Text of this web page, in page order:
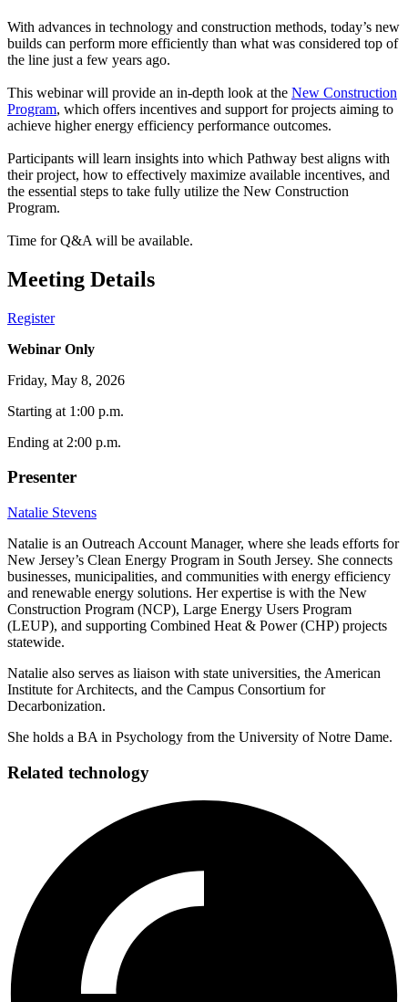
With advances in technology and construction methods, today’s new
builds can perform more efficiently than what was considered top of
the line just a few years ago.
This webinar will provide an in-depth look at the ​​​​‌ ‍ ​‍​‍‌‍ ‌ ​‍‌‍‍‌‌‍‌ ‌‍‍‌‌‍ ‍​‍​‍​ ‍‍​‍​‍‌ ​ ‌‍​‌‌‍ ‍‌‍‍‌‌ ‌​‌ ‍‌​‍ ‍‌‍‍‌‌‍ ​‍​‍​‍ ​​‍​‍‌‍‍​‌ ​‍‌‍‌‌‌‍‌‍​‍​‍​ ‍‍​‍​‍‌‍‍​‌ ‌​‌ ‌​‌ ​​​ ‍‍​‍ ​‍ ‌‍ ​‌‍ ‌‍​ ‌‍​‌‌‍ ​‌‍‍​‌‍ ‌ ​ ‌ ‌​​ ‍‍​ ​ ​ ​ ​ ​ ​ ​ ​‍ ‌‍‍‌‌‍ ‍‌ ‌​‌‍‌‌‌‍ ‍‌ ‌​​‍ ‌‍‌‌‌‍‌​‌‍‍‌‌ ‌​​‍ ‌‍ ‌‌‍ ‌‍‌​‌‍‌‌​ ‌‌ ​​‌ ​‍‌‍‌‌‌ ​ ‌‍‌‌‌‍ ‍‌ ‌​‌‍​‌‌ ‌​‌‍‍‌‌‍ ‌‍ ‍​ ‍ ‌‍‍‌‌‍‌​​ ‌‌‍‌‌​ ‌‌‌‍​‌‌‍​‍​ ‍​‌‍‌‌‌‍‌‌​ ‌ ​‍ ‌‌‍‌​‌‍​ ‌‍​ ​ ‌‍​‍ ‌​ ‌​​ ‍​‌‍​‌​ ‌‌​‍ ‌‌‍​‌​ ‌‍​ ​‍​ ‌​​‍ ‌‌‍‌​​ ‌‍​ ‍​‌‍‌‌​ ‌ ​ ‌ ​ ‌‍​ ​‍​ ‍‌​ ‍​​ ​‍​ ‍​​ ‍ ‌ ‌​‌ ‍‌‌ ​​‌‍‌‌​ ‌‌‍‌‌‌ ‌‍‌‍‌‌‌‍ ‍‌ ‌​​ ‍ ‌ ​​‌‍​‌‌ ‌​‌‍‍​​ ‌‌‍‍​‌‍‌‌‌ ​‍‌‍ ​‍ ‍‌‍​ ‌‍ ‌‍ ‍‌ ‌​‌‍‌‌‌‍ ‍‌ ‌​​‍‌‌​ ‌‌‌​​‍‌‌ ‌‍‍ ‌‍‌‌‌ ‍‌​‍‌‌​ ​ ‌​‌​​‍‌‌​ ​ ‌​‌​​‍‌‌​ ​‍​ ​‍​ ‌‌‌‍​‍‌‍​ ‌‍‌​​ ‌‌​ ​​‌‍‌‌‌‍​‍​ ‌‍​ ‌‍‌‍‌‍‌‍​‍​‍‌‌​ ​‍​ ​‍​‍‌‌​ ‌‌‌​‌​​‍ ‍‌‍​ ‌‍‍​‌‍‍‌‌‍ ​‌‍‌​‌ ​‍‌‍‌‌‌‍ ‍​‍‌‌​ ‌‌‌​​‍‌‌ ‌‍‍ ‌‍‌‌‌ ‍‌​‍‌‌​ ​ ‌​‌​​‍‌‌​ ​ ‌​‌​​‍‌‌​ ​‍​ ​‍‌‍‌‌​ ​ ​ ‌ ‌‍​ ​ ‌‍‌‍​‍​ ​​​ ‌‍​ ‌​​ ​‍​ ‍​‌‍​ ​‍‌‌​ ​‍​ ​‍​‍‌‌​ ‌‌‌​‌​​‍ ‍‌ ‌​‌‍‌‌‌ ‍​‌ ‌​​ ‌‍​‍‌‍​‌‌ ​ ‌‍‌‌‌‌‌‌‌ ​‍‌‍ ​​ ‌‌‍‍​‌ ‌​‌ ‌​‌ ​​​‍‌‌​ ​ ‌​​‌​‍‌‌​ ​‍‌​‌‍​‍‌‌​ ​‍‌​‌‍‌‍ ​‌‍ ‌‍​ ‌‍​‌‌‍ ​‌‍‍​‌‍ ‌ ​ ‌ ‌​​‍‌‌​ ​ ‌​​‌​ ​ ​ ​ ​ ​ ​ ​ ​‍‌‍‌‍‍‌‌‍‌​​ ‌‌‍‌‌​ ‌‌‌‍​‌‌‍​‍​ ‍​‌‍‌‌‌‍‌‌​ ‌ ​‍ ‌‌‍‌​‌‍​ ‌‍​ ​ ‌‍​‍ ‌​ ‌​​ ‍​‌‍​‌​ ‌‌​‍ ‌‌‍​‌​ ‌‍​ ​‍​ ‌​​‍ ‌‌‍‌​​ ‌‍​ ‍​‌‍‌‌​ ‌ ​ ‌ ​ ‌‍​ ​‍​ ‍‌​ ‍​​ ​‍​ ‍​​‍‌‍‌ ‌​‌ ‍‌‌ ​​‌‍‌‌​ ‌‌‍‌‌‌ ‌‍‌‍‌‌‌‍ ‍‌ ‌​​‍‌‍‌ ​​‌‍​‌‌ ‌​‌‍‍​​ ‌‌‍‍​‌‍‌‌‌ ​‍‌‍ ​‍ ‍‌‍​ ‌‍ ‌‍ ‍‌ ‌​‌‍‌‌‌‍ ‍‌ ‌​​‍‌‌​ ‌‌‌​​‍‌‌ ‌‍‍ ‌‍‌‌‌ ‍‌​‍‌‌​ ​ ‌​‌​​‍‌‌​ ​ ‌​‌​​‍‌‌​ ​‍​ ​‍​ ‌‌‌‍​‍‌‍​ ‌‍‌​​ ‌‌​ ​​‌‍‌‌‌‍​‍​ ‌‍​ ‌‍‌‍‌‍‌‍​‍​‍‌‌​ ​‍​ ​‍​‍‌‌​ ‌‌‌​‌​​‍ ‍‌‍​ ‌‍‍​‌‍‍‌‌‍ ​‌‍‌​‌ ​‍‌‍‌‌‌‍ ‍​‍‌‌​ ‌‌‌​​‍‌‌ ‌‍‍ ‌‍‌‌‌ ‍‌​‍‌‌​ ​ ‌​‌​​‍‌‌​ ​ ‌​‌​​‍‌‌​ ​‍​ ​‍‌‍‌‌​ ​ ​ ‌ ‌‍​ ​ ‌‍‌‍​‍​ ​​​ ‌‍​ ‌​​ ​‍​ ‍​‌‍​ ​‍‌‌​ ​‍​ ​‍​‍‌‌​ ‌‌‌​‌​​‍ ‍‌ ‌​‌‍‌‌‌ ‍​‌ ‌​​‍‌‍‌ ​​‌‍‌‌‌ ​‍‌ ​ ‌ ​​‌‍‌‌‌‍​ ‌ ‌​‌‍‍‌‌ ‌‍‌‍‌‌​ ‌‌ ​​‌ ‌‌‌‍​‍‌‍ ​‌‍‍‌‌ ​ ‌‍‍​‌‍‌‌‌‍‌​​‍​‍‌ ‌ New Construction
Program, which offers incentives and support for projects aiming to
achieve higher energy efficiency performance outcomes.
Participants will learn insights into which Pathway best aligns with
their project, how to effectively maximize available incentives, and
the essential steps to take fully utilize the New Construction
Program.
Time for Q&A will be available.​​​​‌ ‍ ​‍​‍‌‍ ‌ ​‍‌‍‍‌‌‍‌ ‌‍‍‌‌‍ ‍​‍​‍​ ‍‍​‍​‍‌ ​ ‌‍​‌‌‍ ‍‌‍‍‌‌ ‌​‌ ‍‌​‍ ‍‌‍‍‌‌‍ ​‍​‍​‍ ​​‍​‍‌‍‍​‌ ​‍‌‍‌‌‌‍‌‍​‍​‍​ ‍‍​‍​‍‌‍‍​‌ ‌​‌ ‌​‌ ​​​ ‍‍​‍ ​‍ ‌‍ ​‌‍ ‌‍​ ‌‍​‌‌‍ ​‌‍‍​‌‍ ‌ ​ ‌ ‌​​ ‍‍​ ​ ​ ​ ​ ​ ​ ​ ​‍ ‌‍‍‌‌‍ ‍‌ ‌​‌‍‌‌‌‍ ‍‌ ‌​​‍ ‌‍‌‌‌‍‌​‌‍‍‌‌ ‌​​‍ ‌‍ ‌‌‍ ‌‍‌​‌‍‌‌​ ‌‌ ​​‌ ​‍‌‍‌‌‌ ​ ‌‍‌‌‌‍ ‍‌ ‌​‌‍​‌‌ ‌​‌‍‍‌‌‍ ‌‍ ‍​ ‍ ‌‍‍‌‌‍‌​​ ‌‌‍‌‌​ ‌‌‌‍​‌‌‍​‍​ ‍​‌‍‌‌‌‍‌‌​ ‌ ​‍ ‌‌‍‌​‌‍​ ‌‍​ ​ ‌‍​‍ ‌​ ‌​​ ‍​‌‍​‌​ ‌‌​‍ ‌‌‍​‌​ ‌‍​ ​‍​ ‌​​‍ ‌‌‍‌​​ ‌‍​ ‍​‌‍‌‌​ ‌ ​ ‌ ​ ‌‍​ ​‍​ ‍‌​ ‍​​ ​‍​ ‍​​ ‍ ‌ ‌​‌ ‍‌‌ ​​‌‍‌‌​ ‌‌‍‌‌‌ ‌‍‌‍‌‌‌‍ ‍‌ ‌​​ ‍ ‌ ​​‌‍​‌‌ ‌​‌‍‍​​ ‌‌‍‍​‌‍‌‌‌ ​‍‌‍ ​‍ ‍‌‍​ ‌‍ ‌‍ ‍‌ ‌​‌‍‌‌‌‍ ‍‌ ‌​​‍‌‌​ ‌‌‌​​‍‌‌ ‌‍‍ ‌‍‌‌‌ ‍‌​‍‌‌​ ​ ‌​‌​​‍‌‌​ ​ ‌​‌​​‍‌‌​ ​‍​ ​‍​ ‌‌‌‍​‍‌‍​ ‌‍‌​​ ‌‌​ ​​‌‍‌‌‌‍​‍​ ‌‍​ ‌‍‌‍‌‍‌‍​‍​‍‌‌​ ​‍​ ​‍​‍‌‌​ ‌‌‌​‌​​‍ ‍‌‍​ ‌‍‍​‌‍‍‌‌‍ ​‌‍‌​‌ ​‍‌‍‌‌‌‍ ‍​‍‌‌​ ‌‌‌​​‍‌‌ ‌‍‍ ‌‍‌‌‌ ‍‌​‍‌‌​ ​ ‌​‌​​‍‌‌​ ​ ‌​‌​​‍‌‌​ ​‍​ ​‍​ ‌ ​ ​‍​ ‌​​ ‍‌‌‍​‌​ ‌‌​ ​‍​ ​‍‌‍​ ​ ​‍‌‍​‍​ ​‌​‍‌‌​ ​‍​ ​‍​‍‌‌​ ‌‌‌​‌​​‍ ‍‌ ‌​‌‍‌‌‌ ‍​‌ ‌​​ ‌‍​‍‌‍​‌‌ ​ ‌‍‌‌‌‌‌‌‌ ​‍‌‍ ​​ ‌‌‍‍​‌ ‌​‌ ‌​‌ ​​​‍‌‌​ ​ ‌​​‌​‍‌‌​ ​‍‌​‌‍​‍‌‌​ ​‍‌​‌‍‌‍ ​‌‍ ‌‍​ ‌‍​‌‌‍ ​‌‍‍​‌‍ ‌ ​ ‌ ‌​​‍‌‌​ ​ ‌​​‌​ ​ ​ ​ ​ ​ ​ ​ ​‍‌‍‌‍‍‌‌‍‌​​ ‌‌‍‌‌​ ‌‌‌‍​‌‌‍​‍​ ‍​‌‍‌‌‌‍‌‌​ ‌ ​‍ ‌‌‍‌​‌‍​ ‌‍​ ​ ‌‍​‍ ‌​ ‌​​ ‍​‌‍​‌​ ‌‌​‍ ‌‌‍​‌​ ‌‍​ ​‍​ ‌​​‍ ‌‌‍‌​​ ‌‍​ ‍​‌‍‌‌​ ‌ ​ ‌ ​ ‌‍​ ​‍​ ‍‌​ ‍​​ ​‍​ ‍​​‍‌‍‌ ‌​‌ ‍‌‌ ​​‌‍‌‌​ ‌‌‍‌‌‌ ‌‍‌‍‌‌‌‍ ‍‌ ‌​​‍‌‍‌ ​​‌‍​‌‌ ‌​‌‍‍​​ ‌‌‍‍​‌‍‌‌‌ ​‍‌‍ ​‍ ‍‌‍​ ‌‍ ‌‍ ‍‌ ‌​‌‍‌‌‌‍ ‍‌ ‌​​‍‌‌​ ‌‌‌​​‍‌‌ ‌‍‍ ‌‍‌‌‌ ‍‌​‍‌‌​ ​ ‌​‌​​‍‌‌​ ​ ‌​‌​​‍‌‌​ ​‍​ ​‍​ ‌‌‌‍​‍‌‍​ ‌‍‌​​ ‌‌​ ​​‌‍‌‌‌‍​‍​ ‌‍​ ‌‍‌‍‌‍‌‍​‍​‍‌‌​ ​‍​ ​‍​‍‌‌​ ‌‌‌​‌​​‍ ‍‌‍​ ‌‍‍​‌‍‍‌‌‍ ​‌‍‌​‌ ​‍‌‍‌‌‌‍ ‍​‍‌‌​ ‌‌‌​​‍‌‌ ‌‍‍ ‌‍‌‌‌ ‍‌​‍‌‌​ ​ ‌​‌​​‍‌‌​ ​ ‌​‌​​‍‌‌​ ​‍​ ​‍​ ‌ ​ ​‍​ ‌​​ ‍‌‌‍​‌​ ‌‌​ ​‍​ ​‍‌‍​ ​ ​‍‌‍​‍​ ​‌​‍‌‌​ ​‍​ ​‍​‍‌‌​ ‌‌‌​‌​​‍ ‍‌ ‌​‌‍‌‌‌ ‍​‌ ‌​​‍‌‍‌ ​​‌‍‌‌‌ ​‍‌ ​ ‌ ​​‌‍‌‌‌‍​ ‌ ‌​‌‍‍‌‌ ‌‍‌‍‌‌​ ‌‌ ​​‌ ‌‌‌‍​‍‌‍ ​‌‍‍‌‌ ​ ‌‍‍​‌‍‌‌‌‍‌​​‍​‍‌ ‌
Meeting Details​​​​‌ ‍ ​‍​‍‌‍ ‌ ​‍‌‍‍‌‌‍‌ ‌‍‍‌‌‍ ‍​‍​‍​ ‍‍​‍​‍‌ ​ ‌‍​‌‌‍ ‍‌‍‍‌‌ ‌​‌ ‍‌​‍ ‍‌‍‍‌‌‍ ​‍​‍​‍ ​​‍​‍‌‍‍​‌ ​‍‌‍‌‌‌‍‌‍​‍​‍​ ‍‍​‍​‍‌‍‍​‌ ‌​‌ ‌​‌ ​​​ ‍‍​‍ ​‍ ‌‍ ​‌‍ ‌‍​ ‌‍​‌‌‍ ​‌‍‍​‌‍ ‌ ​ ‌ ‌​​ ‍‍​ ​ ​ ​ ​ ​ ​ ​ ​‍ ‌‍‍‌‌‍ ‍‌ ‌​‌‍‌‌‌‍ ‍‌ ‌​​‍ ‌‍‌‌‌‍‌​‌‍‍‌‌ ‌​​‍ ‌‍ ‌‌‍ ‌‍‌​‌‍‌‌​ ‌‌ ​​‌ ​‍‌‍‌‌‌ ​ ‌‍‌‌‌‍ ‍‌ ‌​‌‍​‌‌ ‌​‌‍‍‌‌‍ ‌‍ ‍​ ‍ ‌‍‍‌‌‍‌​​ ‌‌‍‌‌​ ‌‌‌‍​‌‌‍​‍​ ‍​‌‍‌‌‌‍‌‌​ ‌ ​‍ ‌‌‍‌​‌‍​ ‌‍​ ​ ‌‍​‍ ‌​ ‌​​ ‍​‌‍​‌​ ‌‌​‍ ‌‌‍​‌​ ‌‍​ ​‍​ ‌​​‍ ‌‌‍‌​​ ‌‍​ ‍​‌‍‌‌​ ‌ ​ ‌ ​ ‌‍​ ​‍​ ‍‌​ ‍​​ ​‍​ ‍​​ ‍ ‌ ‌​‌ ‍‌‌ ​​‌‍‌‌​ ‌‌‍‌‌‌ ‌‍‌‍‌‌‌‍ ‍‌ ‌​​ ‍ ‌ ​​‌‍​‌‌ ‌​‌‍‍​​ ‌‌ ​ ‌‍‌‌‌‍​ ‌ ‌​‌‍‍‌‌‍ ‌‍ ‍‌ ​ ​‍‌‌​ ‌‌‌​​‍‌‌ ‌‍‍ ‌‍‌‌‌ ‍‌​‍‌‌​ ​ ‌​‌​​‍‌‌​ ​ ‌​‌​​‍‌‌​ ​‍​ ​‍‌‍​‌​ ‌ ​ ‌​​ ​​​ ​ ‌‍‌​​ ​ ​ ‌‌‌‍​‍​ ‌ ‌‍​‍‌‍​ ​‍‌‌​ ​‍​ ​‍​‍‌‌​ ‌‌‌​‌​​‍ ‍‌‍‍​‌‍‌‌‌‍​‌‌‍‌​‌‍‍‌‌‍ ‍‌‍‌ ​ ‌‍​‍‌‍​‌‌ ​ ‌‍‌‌‌‌‌‌‌ ​‍‌‍ ​​ ‌‌‍‍​‌ ‌​‌ ‌​‌ ​​​‍‌‌​ ​ ‌​​‌​‍‌‌​ ​‍‌​‌‍​‍‌‌​ ​‍‌​‌‍‌‍ ​‌‍ ‌‍​ ‌‍​‌‌‍ ​‌‍‍​‌‍ ‌ ​ ‌ ‌​​‍‌‌​ ​ ‌​​‌​ ​ ​ ​ ​ ​ ​ ​ ​‍‌‍‌‍‍‌‌‍‌​​ ‌‌‍‌‌​ ‌‌‌‍​‌‌‍​‍​ ‍​‌‍‌‌‌‍‌‌​ ‌ ​‍ ‌‌‍‌​‌‍​ ‌‍​ ​ ‌‍​‍ ‌​ ‌​​ ‍​‌‍​‌​ ‌‌​‍ ‌‌‍​‌​ ‌‍​ ​‍​ ‌​​‍ ‌‌‍‌​​ ‌‍​ ‍​‌‍‌‌​ ‌ ​ ‌ ​ ‌‍​ ​‍​ ‍‌​ ‍​​ ​‍​ ‍​​‍‌‍‌ ‌​‌ ‍‌‌ ​​‌‍‌‌​ ‌‌‍‌‌‌ ‌‍‌‍‌‌‌‍ ‍‌ ‌​​‍‌‍‌ ​​‌‍​‌‌ ‌​‌‍‍​​ ‌‌ ​ ‌‍‌‌‌‍​ ‌ ‌​‌‍‍‌‌‍ ‌‍ ‍‌ ​ ​‍‌‌​ ‌‌‌​​‍‌‌ ‌‍‍ ‌‍‌‌‌ ‍‌​‍‌‌​ ​ ‌​‌​​‍‌‌​ ​ ‌​‌​​‍‌‌​ ​‍​ ​‍‌‍​‌​ ‌ ​ ‌​​ ​​​ ​ ‌‍‌​​ ​ ​ ‌‌‌‍​‍​ ‌ ‌‍​‍‌‍​ ​‍‌‌​ ​‍​ ​‍​‍‌‌​ ‌‌‌​‌​​‍ ‍‌‍‍​‌‍‌‌‌‍​‌‌‍‌​‌‍‍‌‌‍ ‍‌‍‌ ​‍‌‍‌ ​​‌‍‌‌‌ ​‍‌ ​ ‌ ​​‌‍‌‌‌‍​ ‌ ‌​‌‍‍‌‌ ‌‍‌‍‌‌​ ‌‌ ​​‌ ‌‌‌‍​‍‌‍ ​‌‍‍‌‌ ​ ‌‍‍​‌‍‌‌‌‍‌​​‍​‍‌ ‌
Register​​​​‌ ‍ ​‍​‍‌‍ ‌ ​‍‌‍‍‌‌‍‌ ‌‍‍‌‌‍ ‍​‍​‍​ ‍‍​‍​‍‌ ​ ‌‍​‌‌‍ ‍‌‍‍‌‌ ‌​‌ ‍‌​‍ ‍‌‍‍‌‌‍ ​‍​‍​‍ ​​‍​‍‌‍‍​‌ ​‍‌‍‌‌‌‍‌‍​‍​‍​ ‍‍​‍​‍‌‍‍​‌ ‌​‌ ‌​‌ ​​​ ‍‍​‍ ​‍ ‌‍ ​‌‍ ‌‍​ ‌‍​‌‌‍ ​‌‍‍​‌‍ ‌ ​ ‌ ‌​​ ‍‍​ ​ ​ ​ ​ ​ ​ ​ ​‍ ‌‍‍‌‌‍ ‍‌ ‌​‌‍‌‌‌‍ ‍‌ ‌​​‍ ‌‍‌‌‌‍‌​‌‍‍‌‌ ‌​​‍ ‌‍ ‌‌‍ ‌‍‌​‌‍‌‌​ ‌‌ ​​‌ ​‍‌‍‌‌‌ ​ ‌‍‌‌‌‍ ‍‌ ‌​‌‍​‌‌ ‌​‌‍‍‌‌‍ ‌‍ ‍​ ‍ ‌‍‍‌‌‍‌​​ ‌‌‍‌‌​ ‌‌‌‍​‌‌‍​‍​ ‍​‌‍‌‌‌‍‌‌​ ‌ ​‍ ‌‌‍‌​‌‍​ ‌‍​ ​ ‌‍​‍ ‌​ ‌​​ ‍​‌‍​‌​ ‌‌​‍ ‌‌‍​‌​ ‌‍​ ​‍​ ‌​​‍ ‌‌‍‌​​ ‌‍​ ‍​‌‍‌‌​ ‌ ​ ‌ ​ ‌‍​ ​‍​ ‍‌​ ‍​​ ​‍​ ‍​​ ‍ ‌ ‌​‌ ‍‌‌ ​​‌‍‌‌​ ‌‌‍‌‌‌ ‌‍‌‍‌‌‌‍ ‍‌ ‌​​ ‍ ‌ ​​‌‍​‌‌ ‌​‌‍‍​​ ‌‌ ​ ‌‍‌‌‌‍​ ‌ ‌​‌‍‍‌‌‍ ‌‍ ‍‌ ​ ​‍‌‌​ ‌‌‌​​‍‌‌ ‌‍‍ ‌‍‌‌‌ ‍‌​‍‌‌​ ​ ‌​‌​​‍‌‌​ ​ ‌​‌​​‍‌‌​ ​‍​ ​‍‌‍​‌​ ‌ ​ ‌​​ ​​​ ​ ‌‍‌​​ ​ ​ ‌‌‌‍​‍​ ‌ ‌‍​‍‌‍​ ​‍‌‌​ ​‍​ ​‍​‍‌‌​ ‌‌‌​‌​​‍ ‍‌‍​ ‌‍ ‌‍ ‍‌ ‌​‌‍‌‌‌‍ ‍‌ ‌​​‍‌‌​ ‌‌‌​​‍‌‌ ‌‍‍ ‌‍‌‌‌ ‍‌​‍‌‌​ ​ ‌​‌​​‍‌‌​ ​ ‌​‌​​‍‌‌​ ​‍​ ​‍​ ‌ ‌‍‌​​ ‍​‌‍‌‌‌‍​ ‌‍‌​​ ‌​‌‍‌‍​ ​‌​ ‌ ​ ‌‍‌‍‌‍​‍‌‌​ ​‍​ ​‍​‍‌‌​ ‌‌‌​‌​​‍ ‍‌ ‌​‌‍‌‌‌ ‍​‌ ‌​​ ‌‍​‍‌‍​‌‌ ​ ‌‍‌‌‌‌‌‌‌ ​‍‌‍ ​​ ‌‌‍‍​‌ ‌​‌ ‌​‌ ​​​‍‌‌​ ​ ‌​​‌​‍‌‌​ ​‍‌​‌‍​‍‌‌​ ​‍‌​‌‍‌‍ ​‌‍ ‌‍​ ‌‍​‌‌‍ ​‌‍‍​‌‍ ‌ ​ ‌ ‌​​‍‌‌​ ​ ‌​​‌​ ​ ​ ​ ​ ​ ​ ​ ​‍‌‍‌‍‍‌‌‍‌​​ ‌‌‍‌‌​ ‌‌‌‍​‌‌‍​‍​ ‍​‌‍‌‌‌‍‌‌​ ‌ ​‍ ‌‌‍‌​‌‍​ ‌‍​ ​ ‌‍​‍ ‌​ ‌​​ ‍​‌‍​‌​ ‌‌​‍ ‌‌‍​‌​ ‌‍​ ​‍​ ‌​​‍ ‌‌‍‌​​ ‌‍​ ‍​‌‍‌‌​ ‌ ​ ‌ ​ ‌‍​ ​‍​ ‍‌​ ‍​​ ​‍​ ‍​​‍‌‍‌ ‌​‌ ‍‌‌ ​​‌‍‌‌​ ‌‌‍‌‌‌ ‌‍‌‍‌‌‌‍ ‍‌ ‌​​‍‌‍‌ ​​‌‍​‌‌ ‌​‌‍‍​​ ‌‌ ​ ‌‍‌‌‌‍​ ‌ ‌​‌‍‍‌‌‍ ‌‍ ‍‌ ​ ​‍‌‌​ ‌‌‌​​‍‌‌ ‌‍‍ ‌‍‌‌‌ ‍‌​‍‌‌​ ​ ‌​‌​​‍‌‌​ ​ ‌​‌​​‍‌‌​ ​‍​ ​‍‌‍​‌​ ‌ ​ ‌​​ ​​​ ​ ‌‍‌​​ ​ ​ ‌‌‌‍​‍​ ‌ ‌‍​‍‌‍​ ​‍‌‌​ ​‍​ ​‍​‍‌‌​ ‌‌‌​‌​​‍ ‍‌‍​ ‌‍ ‌‍ ‍‌ ‌​‌‍‌‌‌‍ ‍‌ ‌​​‍‌‌​ ‌‌‌​​‍‌‌ ‌‍‍ ‌‍‌‌‌ ‍‌​‍‌‌​ ​ ‌​‌​​‍‌‌​ ​ ‌​‌​​‍‌‌​ ​‍​ ​‍​ ‌ ‌‍‌​​ ‍​‌‍‌‌‌‍​ ‌‍‌​​ ‌​‌‍‌‍​ ​‌​ ‌ ​ ‌‍‌‍‌‍​‍‌‌​ ​‍​ ​‍​‍‌‌​ ‌‌‌​‌​​‍ ‍‌ ‌​‌‍‌‌‌ ‍​‌ ‌​​‍‌‍‌ ​​‌‍‌‌‌ ​‍‌ ​ ‌ ​​‌‍‌‌‌‍​ ‌ ‌​‌‍‍‌‌ ‌‍‌‍‌‌​ ‌‌ ​​‌ ‌‌‌‍​‍‌‍ ​‌‍‍‌‌ ​ ‌‍‍​‌‍‌‌‌‍‌​​‍​‍‌ ‌
Webinar Only​​​​‌ ‍ ​‍​‍‌‍ ‌ ​‍‌‍‍‌‌‍‌ ‌‍‍‌‌‍ ‍​‍​‍​ ‍‍​‍​‍‌ ​ ‌‍​‌‌‍ ‍‌‍‍‌‌ ‌​‌ ‍‌​‍ ‍‌‍‍‌‌‍ ​‍​‍​‍ ​​‍​‍‌‍‍​‌ ​‍‌‍‌‌‌‍‌‍​‍​‍​ ‍‍​‍​‍‌‍‍​‌ ‌​‌ ‌​‌ ​​​ ‍‍​‍ ​‍ ‌‍ ​‌‍ ‌‍​ ‌‍​‌‌‍ ​‌‍‍​‌‍ ‌ ​ ‌ ‌​​ ‍‍​ ​ ​ ​ ​ ​ ​ ​ ​‍ ‌‍‍‌‌‍ ‍‌ ‌​‌‍‌‌‌‍ ‍‌ ‌​​‍ ‌‍‌‌‌‍‌​‌‍‍‌‌ ‌​​‍ ‌‍ ‌‌‍ ‌‍‌​‌‍‌‌​ ‌‌ ​​‌ ​‍‌‍‌‌‌ ​ ‌‍‌‌‌‍ ‍‌ ‌​‌‍​‌‌ ‌​‌‍‍‌‌‍ ‌‍ ‍​ ‍ ‌‍‍‌‌‍‌​​ ‌‌‍‌‌​ ‌‌‌‍​‌‌‍​‍​ ‍​‌‍‌‌‌‍‌‌​ ‌ ​‍ ‌‌‍‌​‌‍​ ‌‍​ ​ ‌‍​‍ ‌​ ‌​​ ‍​‌‍​‌​ ‌‌​‍ ‌‌‍​‌​ ‌‍​ ​‍​ ‌​​‍ ‌‌‍‌​​ ‌‍​ ‍​‌‍‌‌​ ‌ ​ ‌ ​ ‌‍​ ​‍​ ‍‌​ ‍​​ ​‍​ ‍​​ ‍ ‌ ‌​‌ ‍‌‌ ​​‌‍‌‌​ ‌‌‍‌‌‌ ‌‍‌‍‌‌‌‍ ‍‌ ‌​​ ‍ ‌ ​​‌‍​‌‌ ‌​‌‍‍​​ ‌‌ ​ ‌‍‌‌‌‍​ ‌ ‌​‌‍‍‌‌‍ ‌‍ ‍‌ ​ ​‍‌‌​ ‌‌‌​​‍‌‌ ‌‍‍ ‌‍‌‌‌ ‍‌​‍‌‌​ ​ ‌​‌​​‍‌‌​ ​ ‌​‌​​‍‌‌​ ​‍​ ​‍‌‍​‌​ ‌ ​ ‌​​ ​​​ ​ ‌‍‌​​ ​ ​ ‌‌‌‍​‍​ ‌ ‌‍​‍‌‍​ ​‍‌‌​ ​‍​ ​‍​‍‌‌​ ‌‌‌​‌​​‍ ‍‌‍​ ‌‍ ‌‍ ‍‌ ‌​‌‍‌‌‌‍ ‍‌ ‌​​‍‌‌​ ‌‌‌​​‍‌‌ ‌‍‍ ‌‍‌‌‌ ‍‌​‍‌‌​ ​ ‌​‌​​‍‌‌​ ​ ‌​‌​​‍‌‌​ ​‍​ ​‍​ ​‍​ ‍‌‌‍​‌‌‍​‍‌‍​ ​ ​​​ ‍​‌‍‌​​ ‌‌‌‍‌​‌‍​‍‌‍​‌​‍‌‌​ ​‍​ ​‍​‍‌‌​ ‌‌‌​‌​​‍ ‍‌‍​ ‌‍‍​‌‍‍‌‌‍ ​‌‍‌​‌ ​‍‌‍‌‌‌‍ ‍​‍‌‌​ ‌‌‌​​‍‌‌ ‌‍‍ ‌‍‌‌‌ ‍‌​‍‌‌​ ​ ‌​‌​​‍‌‌​ ​ ‌​‌​​‍‌‌​ ​‍​ ​‍​ ​​​ ​​​ ‌​​ ​​‌‍‌​​ ‌ ​ ‍​‌‍​ ​ ​ ‌‍​‌‌‍‌‌​ ​​​‍‌‌​ ​‍​ ​‍​‍‌‌​ ‌‌‌​‌​​‍ ‍‌ ‌​‌‍‌‌‌ ‍​‌ ‌​​ ‌‍​‍‌‍​‌‌ ​ ‌‍‌‌‌‌‌‌‌ ​‍‌‍ ​​ ‌‌‍‍​‌ ‌​‌ ‌​‌ ​​​‍‌‌​ ​ ‌​​‌​‍‌‌​ ​‍‌​‌‍​‍‌‌​ ​‍‌​‌‍‌‍ ​‌‍ ‌‍​ ‌‍​‌‌‍ ​‌‍‍​‌‍ ‌ ​ ‌ ‌​​‍‌‌​ ​ ‌​​‌​ ​ ​ ​ ​ ​ ​ ​ ​‍‌‍‌‍‍‌‌‍‌​​ ‌‌‍‌‌​ ‌‌‌‍​‌‌‍​‍​ ‍​‌‍‌‌‌‍‌‌​ ‌ ​‍ ‌‌‍‌​‌‍​ ‌‍​ ​ ‌‍​‍ ‌​ ‌​​ ‍​‌‍​‌​ ‌‌​‍ ‌‌‍​‌​ ‌‍​ ​‍​ ‌​​‍ ‌‌‍‌​​ ‌‍​ ‍​‌‍‌‌​ ‌ ​ ‌ ​ ‌‍​ ​‍​ ‍‌​ ‍​​ ​‍​ ‍​​‍‌‍‌ ‌​‌ ‍‌‌ ​​‌‍‌‌​ ‌‌‍‌‌‌ ‌‍‌‍‌‌‌‍ ‍‌ ‌​​‍‌‍‌ ​​‌‍​‌‌ ‌​‌‍‍​​ ‌‌ ​ ‌‍‌‌‌‍​ ‌ ‌​‌‍‍‌‌‍ ‌‍ ‍‌ ​ ​‍‌‌​ ‌‌‌​​‍‌‌ ‌‍‍ ‌‍‌‌‌ ‍‌​‍‌‌​ ​ ‌​‌​​‍‌‌​ ​ ‌​‌​​‍‌‌​ ​‍​ ​‍‌‍​‌​ ‌ ​ ‌​​ ​​​ ​ ‌‍‌​​ ​ ​ ‌‌‌‍​‍​ ‌ ‌‍​‍‌‍​ ​‍‌‌​ ​‍​ ​‍​‍‌‌​ ‌‌‌​‌​​‍ ‍‌‍​ ‌‍ ‌‍ ‍‌ ‌​‌‍‌‌‌‍ ‍‌ ‌​​‍‌‌​ ‌‌‌​​‍‌‌ ‌‍‍ ‌‍‌‌‌ ‍‌​‍‌‌​ ​ ‌​‌​​‍‌‌​ ​ ‌​‌​​‍‌‌​ ​‍​ ​‍​ ​‍​ ‍‌‌‍​‌‌‍​‍‌‍​ ​ ​​​ ‍​‌‍‌​​ ‌‌‌‍‌​‌‍​‍‌‍​‌​‍‌‌​ ​‍​ ​‍​‍‌‌​ ‌‌‌​‌​​‍ ‍‌‍​ ‌‍‍​‌‍‍‌‌‍ ​‌‍‌​‌ ​‍‌‍‌‌‌‍ ‍​‍‌‌​ ‌‌‌​​‍‌‌ ‌‍‍ ‌‍‌‌‌ ‍‌​‍‌‌​ ​ ‌​‌​​‍‌‌​ ​ ‌​‌​​‍‌‌​ ​‍​ ​‍​ ​​​ ​​​ ‌​​ ​​‌‍‌​​ ‌ ​ ‍​‌‍​ ​ ​ ‌‍​‌‌‍‌‌​ ​​​‍‌‌​ ​‍​ ​‍​‍‌‌​ ‌‌‌​‌​​‍ ‍‌ ‌​‌‍‌‌‌ ‍​‌ ‌​​‍‌‍‌ ​​‌‍‌‌‌ ​‍‌ ​ ‌ ​​‌‍‌‌‌‍​ ‌ ‌​‌‍‍‌‌ ‌‍‌‍‌‌​ ‌‌ ​​‌ ‌‌‌‍​‍‌‍ ​‌‍‍‌‌ ​ ‌‍‍​‌‍‌‌‌‍‌​​‍​‍‌ ‌
Friday, May 8, 2026​​​​‌ ‍ ​‍​‍‌‍ ‌ ​‍‌‍‍‌‌‍‌ ‌‍‍‌‌‍ ‍​‍​‍​ ‍‍​‍​‍‌ ​ ‌‍​‌‌‍ ‍‌‍‍‌‌ ‌​‌ ‍‌​‍ ‍‌‍‍‌‌‍ ​‍​‍​‍ ​​‍​‍‌‍‍​‌ ​‍‌‍‌‌‌‍‌‍​‍​‍​ ‍‍​‍​‍‌‍‍​‌ ‌​‌ ‌​‌ ​​​ ‍‍​‍ ​‍ ‌‍ ​‌‍ ‌‍​ ‌‍​‌‌‍ ​‌‍‍​‌‍ ‌ ​ ‌ ‌​​ ‍‍​ ​ ​ ​ ​ ​ ​ ​ ​‍ ‌‍‍‌‌‍ ‍‌ ‌​‌‍‌‌‌‍ ‍‌ ‌​​‍ ‌‍‌‌‌‍‌​‌‍‍‌‌ ‌​​‍ ‌‍ ‌‌‍ ‌‍‌​‌‍‌‌​ ‌‌ ​​‌ ​‍‌‍‌‌‌ ​ ‌‍‌‌‌‍ ‍‌ ‌​‌‍​‌‌ ‌​‌‍‍‌‌‍ ‌‍ ‍​ ‍ ‌‍‍‌‌‍‌​​ ‌‌‍‌‌​ ‌‌‌‍​‌‌‍​‍​ ‍​‌‍‌‌‌‍‌‌​ ‌ ​‍ ‌‌‍‌​‌‍​ ‌‍​ ​ ‌‍​‍ ‌​ ‌​​ ‍​‌‍​‌​ ‌‌​‍ ‌‌‍​‌​ ‌‍​ ​‍​ ‌​​‍ ‌‌‍‌​​ ‌‍​ ‍​‌‍‌‌​ ‌ ​ ‌ ​ ‌‍​ ​‍​ ‍‌​ ‍​​ ​‍​ ‍​​ ‍ ‌ ‌​‌ ‍‌‌ ​​‌‍‌‌​ ‌‌‍‌‌‌ ‌‍‌‍‌‌‌‍ ‍‌ ‌​​ ‍ ‌ ​​‌‍​‌‌ ‌​‌‍‍​​ ‌‌ ​ ‌‍‌‌‌‍​ ‌ ‌​‌‍‍‌‌‍ ‌‍ ‍‌ ​ ​‍‌‌​ ‌‌‌​​‍‌‌ ‌‍‍ ‌‍‌‌‌ ‍‌​‍‌‌​ ​ ‌​‌​​‍‌‌​ ​ ‌​‌​​‍‌‌​ ​‍​ ​‍‌‍​‌​ ‌ ​ ‌​​ ​​​ ​ ‌‍‌​​ ​ ​ ‌‌‌‍​‍​ ‌ ‌‍​‍‌‍​ ​‍‌‌​ ​‍​ ​‍​‍‌‌​ ‌‌‌​‌​​‍ ‍‌‍​ ‌‍ ‌‍ ‍‌ ‌​‌‍‌‌‌‍ ‍‌ ‌​​‍‌‌​ ‌‌‌​​‍‌‌ ‌‍‍ ‌‍‌‌‌ ‍‌​‍‌‌​ ​ ‌​‌​​‍‌‌​ ​ ‌​‌​​‍‌‌​ ​‍​ ​‍​ ‍​‌‍​‌‌‍‌‍​ ‌ ‌‍​ ​ ‌‍​ ‌‌​ ​‌​ ‍‌​ ‍​‌‍​‌​ ‌‍​‍‌‌​ ​‍​ ​‍​‍‌‌​ ‌‌‌​‌​​‍ ‍‌‍​ ‌‍‍​‌‍‍‌‌‍ ​‌‍‌​‌ ​‍‌‍‌‌‌‍ ‍​‍‌‌​ ‌‌‌​​‍‌‌ ‌‍‍ ‌‍‌‌‌ ‍‌​‍‌‌​ ​ ‌​‌​​‍‌‌​ ​ ‌​‌​​‍‌‌​ ​‍​ ​‍​ ​‍‌‍‌‌​ ‌​​ ‌‍‌‍​‍​ ‌​​ ‌‌​ ​‍​ ​‌‌‍‌‌‌‍​‌‌‍​‍​‍‌‌​ ​‍​ ​‍​‍‌‌​ ‌‌‌​‌​​‍ ‍‌ ‌​‌‍‌‌‌ ‍​‌ ‌​​ ‌‍​‍‌‍​‌‌ ​ ‌‍‌‌‌‌‌‌‌ ​‍‌‍ ​​ ‌‌‍‍​‌ ‌​‌ ‌​‌ ​​​‍‌‌​ ​ ‌​​‌​‍‌‌​ ​‍‌​‌‍​‍‌‌​ ​‍‌​‌‍‌‍ ​‌‍ ‌‍​ ‌‍​‌‌‍ ​‌‍‍​‌‍ ‌ ​ ‌ ‌​​‍‌‌​ ​ ‌​​‌​ ​ ​ ​ ​ ​ ​ ​ ​‍‌‍‌‍‍‌‌‍‌​​ ‌‌‍‌‌​ ‌‌‌‍​‌‌‍​‍​ ‍​‌‍‌‌‌‍‌‌​ ‌ ​‍ ‌‌‍‌​‌‍​ ‌‍​ ​ ‌‍​‍ ‌​ ‌​​ ‍​‌‍​‌​ ‌‌​‍ ‌‌‍​‌​ ‌‍​ ​‍​ ‌​​‍ ‌‌‍‌​​ ‌‍​ ‍​‌‍‌‌​ ‌ ​ ‌ ​ ‌‍​ ​‍​ ‍‌​ ‍​​ ​‍​ ‍​​‍‌‍‌ ‌​‌ ‍‌‌ ​​‌‍‌‌​ ‌‌‍‌‌‌ ‌‍‌‍‌‌‌‍ ‍‌ ‌​​‍‌‍‌ ​​‌‍​‌‌ ‌​‌‍‍​​ ‌‌ ​ ‌‍‌‌‌‍​ ‌ ‌​‌‍‍‌‌‍ ‌‍ ‍‌ ​ ​‍‌‌​ ‌‌‌​​‍‌‌ ‌‍‍ ‌‍‌‌‌ ‍‌​‍‌‌​ ​ ‌​‌​​‍‌‌​ ​ ‌​‌​​‍‌‌​ ​‍​ ​‍‌‍​‌​ ‌ ​ ‌​​ ​​​ ​ ‌‍‌​​ ​ ​ ‌‌‌‍​‍​ ‌ ‌‍​‍‌‍​ ​‍‌‌​ ​‍​ ​‍​‍‌‌​ ‌‌‌​‌​​‍ ‍‌‍​ ‌‍ ‌‍ ‍‌ ‌​‌‍‌‌‌‍ ‍‌ ‌​​‍‌‌​ ‌‌‌​​‍‌‌ ‌‍‍ ‌‍‌‌‌ ‍‌​‍‌‌​ ​ ‌​‌​​‍‌‌​ ​ ‌​‌​​‍‌‌​ ​‍​ ​‍​ ‍​‌‍​‌‌‍‌‍​ ‌ ‌‍​ ​ ‌‍​ ‌‌​ ​‌​ ‍‌​ ‍​‌‍​‌​ ‌‍​‍‌‌​ ​‍​ ​‍​‍‌‌​ ‌‌‌​‌​​‍ ‍‌‍​ ‌‍‍​‌‍‍‌‌‍ ​‌‍‌​‌ ​‍‌‍‌‌‌‍ ‍​‍‌‌​ ‌‌‌​​‍‌‌ ‌‍‍ ‌‍‌‌‌ ‍‌​‍‌‌​ ​ ‌​‌​​‍‌‌​ ​ ‌​‌​​‍‌‌​ ​‍​ ​‍​ ​‍‌‍‌‌​ ‌​​ ‌‍‌‍​‍​ ‌​​ ‌‌​ ​‍​ ​‌‌‍‌‌‌‍​‌‌‍​‍​‍‌‌​ ​‍​ ​‍​‍‌‌​ ‌‌‌​‌​​‍ ‍‌ ‌​‌‍‌‌‌ ‍​‌ ‌​​‍‌‍‌ ​​‌‍‌‌‌ ​‍‌ ​ ‌ ​​‌‍‌‌‌‍​ ‌ ‌​‌‍‍‌‌ ‌‍‌‍‌‌​ ‌‌ ​​‌ ‌‌‌‍​‍‌‍ ​‌‍‍‌‌ ​ ‌‍‍​‌‍‌‌‌‍‌​​‍​‍‌ ‌
Starting at 1:00 p.m.​​​​‌ ‍ ​‍​‍‌‍ ‌ ​‍‌‍‍‌‌‍‌ ‌‍‍‌‌‍ ‍​‍​‍​ ‍‍​‍​‍‌ ​ ‌‍​‌‌‍ ‍‌‍‍‌‌ ‌​‌ ‍‌​‍ ‍‌‍‍‌‌‍ ​‍​‍​‍ ​​‍​‍‌‍‍​‌ ​‍‌‍‌‌‌‍‌‍​‍​‍​ ‍‍​‍​‍‌‍‍​‌ ‌​‌ ‌​‌ ​​​ ‍‍​‍ ​‍ ‌‍ ​‌‍ ‌‍​ ‌‍​‌‌‍ ​‌‍‍​‌‍ ‌ ​ ‌ ‌​​ ‍‍​ ​ ​ ​ ​ ​ ​ ​ ​‍ ‌‍‍‌‌‍ ‍‌ ‌​‌‍‌‌‌‍ ‍‌ ‌​​‍ ‌‍‌‌‌‍‌​‌‍‍‌‌ ‌​​‍ ‌‍ ‌‌‍ ‌‍‌​‌‍‌‌​ ‌‌ ​​‌ ​‍‌‍‌‌‌ ​ ‌‍‌‌‌‍ ‍‌ ‌​‌‍​‌‌ ‌​‌‍‍‌‌‍ ‌‍ ‍​ ‍ ‌‍‍‌‌‍‌​​ ‌‌‍‌‌​ ‌‌‌‍​‌‌‍​‍​ ‍​‌‍‌‌‌‍‌‌​ ‌ ​‍ ‌‌‍‌​‌‍​ ‌‍​ ​ ‌‍​‍ ‌​ ‌​​ ‍​‌‍​‌​ ‌‌​‍ ‌‌‍​‌​ ‌‍​ ​‍​ ‌​​‍ ‌‌‍‌​​ ‌‍​ ‍​‌‍‌‌​ ‌ ​ ‌ ​ ‌‍​ ​‍​ ‍‌​ ‍​​ ​‍​ ‍​​ ‍ ‌ ‌​‌ ‍‌‌ ​​‌‍‌‌​ ‌‌‍‌‌‌ ‌‍‌‍‌‌‌‍ ‍‌ ‌​​ ‍ ‌ ​​‌‍​‌‌ ‌​‌‍‍​​ ‌‌ ​ ‌‍‌‌‌‍​ ‌ ‌​‌‍‍‌‌‍ ‌‍ ‍‌ ​ ​‍‌‌​ ‌‌‌​​‍‌‌ ‌‍‍ ‌‍‌‌‌ ‍‌​‍‌‌​ ​ ‌​‌​​‍‌‌​ ​ ‌​‌​​‍‌‌​ ​‍​ ​‍‌‍​‌​ ‌ ​ ‌​​ ​​​ ​ ‌‍‌​​ ​ ​ ‌‌‌‍​‍​ ‌ ‌‍​‍‌‍​ ​‍‌‌​ ​‍​ ​‍​‍‌‌​ ‌‌‌​‌​​‍ ‍‌‍​ ‌‍ ‌‍ ‍‌ ‌​‌‍‌‌‌‍ ‍‌ ‌​​‍‌‌​ ‌‌‌​​‍‌‌ ‌‍‍ ‌‍‌‌‌ ‍‌​‍‌‌​ ​ ‌​‌​​‍‌‌​ ​ ‌​‌​​‍‌‌​ ​‍​ ​‍‌‍‌​​ ‌‍‌‍​‍‌‍‌​​ ​‍‌‍​‌‌‍‌‌​ ​ ‌‍​ ​ ‌​​ ​‌​ ‌‍​‍‌‌​ ​‍​ ​‍​‍‌‌​ ‌‌‌​‌​​‍ ‍‌‍​ ‌‍‍​‌‍‍‌‌‍ ​‌‍‌​‌ ​‍‌‍‌‌‌‍ ‍​‍‌‌​ ‌‌‌​​‍‌‌ ‌‍‍ ‌‍‌‌‌ ‍‌​‍‌‌​ ​ ‌​‌​​‍‌‌​ ​ ‌​‌​​‍‌‌​ ​‍​ ​‍​ ‌ ‌‍​‍​ ‌‌​ ‌‌‌‍‌​​ ‌‍‌‍‌‌‌‍‌‍​ ​ ​ ​‌​ ​‌​ ‌‌​‍‌‌​ ​‍​ ​‍​‍‌‌​ ‌‌‌​‌​​‍ ‍‌ ‌​‌‍‌‌‌ ‍​‌ ‌​​ ‌‍​‍‌‍​‌‌ ​ ‌‍‌‌‌‌‌‌‌ ​‍‌‍ ​​ ‌‌‍‍​‌ ‌​‌ ‌​‌ ​​​‍‌‌​ ​ ‌​​‌​‍‌‌​ ​‍‌​‌‍​‍‌‌​ ​‍‌​‌‍‌‍ ​‌‍ ‌‍​ ‌‍​‌‌‍ ​‌‍‍​‌‍ ‌ ​ ‌ ‌​​‍‌‌​ ​ ‌​​‌​ ​ ​ ​ ​ ​ ​ ​ ​‍‌‍‌‍‍‌‌‍‌​​ ‌‌‍‌‌​ ‌‌‌‍​‌‌‍​‍​ ‍​‌‍‌‌‌‍‌‌​ ‌ ​‍ ‌‌‍‌​‌‍​ ‌‍​ ​ ‌‍​‍ ‌​ ‌​​ ‍​‌‍​‌​ ‌‌​‍ ‌‌‍​‌​ ‌‍​ ​‍​ ‌​​‍ ‌‌‍‌​​ ‌‍​ ‍​‌‍‌‌​ ‌ ​ ‌ ​ ‌‍​ ​‍​ ‍‌​ ‍​​ ​‍​ ‍​​‍‌‍‌ ‌​‌ ‍‌‌ ​​‌‍‌‌​ ‌‌‍‌‌‌ ‌‍‌‍‌‌‌‍ ‍‌ ‌​​‍‌‍‌ ​​‌‍​‌‌ ‌​‌‍‍​​ ‌‌ ​ ‌‍‌‌‌‍​ ‌ ‌​‌‍‍‌‌‍ ‌‍ ‍‌ ​ ​‍‌‌​ ‌‌‌​​‍‌‌ ‌‍‍ ‌‍‌‌‌ ‍‌​‍‌‌​ ​ ‌​‌​​‍‌‌​ ​ ‌​‌​​‍‌‌​ ​‍​ ​‍‌‍​‌​ ‌ ​ ‌​​ ​​​ ​ ‌‍‌​​ ​ ​ ‌‌‌‍​‍​ ‌ ‌‍​‍‌‍​ ​‍‌‌​ ​‍​ ​‍​‍‌‌​ ‌‌‌​‌​​‍ ‍‌‍​ ‌‍ ‌‍ ‍‌ ‌​‌‍‌‌‌‍ ‍‌ ‌​​‍‌‌​ ‌‌‌​​‍‌‌ ‌‍‍ ‌‍‌‌‌ ‍‌​‍‌‌​ ​ ‌​‌​​‍‌‌​ ​ ‌​‌​​‍‌‌​ ​‍​ ​‍‌‍‌​​ ‌‍‌‍​‍‌‍‌​​ ​‍‌‍​‌‌‍‌‌​ ​ ‌‍​ ​ ‌​​ ​‌​ ‌‍​‍‌‌​ ​‍​ ​‍​‍‌‌​ ‌‌‌​‌​​‍ ‍‌‍​ ‌‍‍​‌‍‍‌‌‍ ​‌‍‌​‌ ​‍‌‍‌‌‌‍ ‍​‍‌‌​ ‌‌‌​​‍‌‌ ‌‍‍ ‌‍‌‌‌ ‍‌​‍‌‌​ ​ ‌​‌​​‍‌‌​ ​ ‌​‌​​‍‌‌​ ​‍​ ​‍​ ‌ ‌‍​‍​ ‌‌​ ‌‌‌‍‌​​ ‌‍‌‍‌‌‌‍‌‍​ ​ ​ ​‌​ ​‌​ ‌‌​‍‌‌​ ​‍​ ​‍​‍‌‌​ ‌‌‌​‌​​‍ ‍‌ ‌​‌‍‌‌‌ ‍​‌ ‌​​‍‌‍‌ ​​‌‍‌‌‌ ​‍‌ ​ ‌ ​​‌‍‌‌‌‍​ ‌ ‌​‌‍‍‌‌ ‌‍‌‍‌‌​ ‌‌ ​​‌ ‌‌‌‍​‍‌‍ ​‌‍‍‌‌ ​ ‌‍‍​‌‍‌‌‌‍‌​​‍​‍‌ ‌
Ending at 2:00 p.m.​​​​‌ ‍ ​‍​‍‌‍ ‌ ​‍‌‍‍‌‌‍‌ ‌‍‍‌‌‍ ‍​‍​‍​ ‍‍​‍​‍‌ ​ ‌‍​‌‌‍ ‍‌‍‍‌‌ ‌​‌ ‍‌​‍ ‍‌‍‍‌‌‍ ​‍​‍​‍ ​​‍​‍‌‍‍​‌ ​‍‌‍‌‌‌‍‌‍​‍​‍​ ‍‍​‍​‍‌‍‍​‌ ‌​‌ ‌​‌ ​​​ ‍‍​‍ ​‍ ‌‍ ​‌‍ ‌‍​ ‌‍​‌‌‍ ​‌‍‍​‌‍ ‌ ​ ‌ ‌​​ ‍‍​ ​ ​ ​ ​ ​ ​ ​ ​‍ ‌‍‍‌‌‍ ‍‌ ‌​‌‍‌‌‌‍ ‍‌ ‌​​‍ ‌‍‌‌‌‍‌​‌‍‍‌‌ ‌​​‍ ‌‍ ‌‌‍ ‌‍‌​‌‍‌‌​ ‌‌ ​​‌ ​‍‌‍‌‌‌ ​ ‌‍‌‌‌‍ ‍‌ ‌​‌‍​‌‌ ‌​‌‍‍‌‌‍ ‌‍ ‍​ ‍ ‌‍‍‌‌‍‌​​ ‌‌‍‌‌​ ‌‌‌‍​‌‌‍​‍​ ‍​‌‍‌‌‌‍‌‌​ ‌ ​‍ ‌‌‍‌​‌‍​ ‌‍​ ​ ‌‍​‍ ‌​ ‌​​ ‍​‌‍​‌​ ‌‌​‍ ‌‌‍​‌​ ‌‍​ ​‍​ ‌​​‍ ‌‌‍‌​​ ‌‍​ ‍​‌‍‌‌​ ‌ ​ ‌ ​ ‌‍​ ​‍​ ‍‌​ ‍​​ ​‍​ ‍​​ ‍ ‌ ‌​‌ ‍‌‌ ​​‌‍‌‌​ ‌‌‍‌‌‌ ‌‍‌‍‌‌‌‍ ‍‌ ‌​​ ‍ ‌ ​​‌‍​‌‌ ‌​‌‍‍​​ ‌‌ ​ ‌‍‌‌‌‍​ ‌ ‌​‌‍‍‌‌‍ ‌‍ ‍‌ ​ ​‍‌‌​ ‌‌‌​​‍‌‌ ‌‍‍ ‌‍‌‌‌ ‍‌​‍‌‌​ ​ ‌​‌​​‍‌‌​ ​ ‌​‌​​‍‌‌​ ​‍​ ​‍‌‍​‌​ ‌ ​ ‌​​ ​​​ ​ ‌‍‌​​ ​ ​ ‌‌‌‍​‍​ ‌ ‌‍​‍‌‍​ ​‍‌‌​ ​‍​ ​‍​‍‌‌​ ‌‌‌​‌​​‍ ‍‌‍​ ‌‍ ‌‍ ‍‌ ‌​‌‍‌‌‌‍ ‍‌ ‌​​‍‌‌​ ‌‌‌​​‍‌‌ ‌‍‍ ‌‍‌‌‌ ‍‌​‍‌‌​ ​ ‌​‌​​‍‌‌​ ​ ‌​‌​​‍‌‌​ ​‍​ ​‍​ ‌ ​ ‍​​ ‌​​ ​‌​ ​​​ ​‍‌‍‌​‌‍​‌​ ‍​​ ‌‍‌‍‌‌​ ​‍​‍‌‌​ ​‍​ ​‍​‍‌‌​ ‌‌‌​‌​​‍ ‍‌‍​ ‌‍‍​‌‍‍‌‌‍ ​‌‍‌​‌ ​‍‌‍‌‌‌‍ ‍​‍‌‌​ ‌‌‌​​‍‌‌ ‌‍‍ ‌‍‌‌‌ ‍‌​‍‌‌​ ​ ‌​‌​​‍‌‌​ ​ ‌​‌​​‍‌‌​ ​‍​ ​‍‌‍​ ​ ‌​​ ‍​‌‍‌‌​ ‌‍​ ​​​ ‍‌​ ‍​​ ‌​​ ‌‍​ ‌‌​ ‌‍​‍‌‌​ ​‍​ ​‍​‍‌‌​ ‌‌‌​‌​​‍ ‍‌ ‌​‌‍‌‌‌ ‍​‌ ‌​​ ‌‍​‍‌‍​‌‌ ​ ‌‍‌‌‌‌‌‌‌ ​‍‌‍ ​​ ‌‌‍‍​‌ ‌​‌ ‌​‌ ​​​‍‌‌​ ​ ‌​​‌​‍‌‌​ ​‍‌​‌‍​‍‌‌​ ​‍‌​‌‍‌‍ ​‌‍ ‌‍​ ‌‍​‌‌‍ ​‌‍‍​‌‍ ‌ ​ ‌ ‌​​‍‌‌​ ​ ‌​​‌​ ​ ​ ​ ​ ​ ​ ​ ​‍‌‍‌‍‍‌‌‍‌​​ ‌‌‍‌‌​ ‌‌‌‍​‌‌‍​‍​ ‍​‌‍‌‌‌‍‌‌​ ‌ ​‍ ‌‌‍‌​‌‍​ ‌‍​ ​ ‌‍​‍ ‌​ ‌​​ ‍​‌‍​‌​ ‌‌​‍ ‌‌‍​‌​ ‌‍​ ​‍​ ‌​​‍ ‌‌‍‌​​ ‌‍​ ‍​‌‍‌‌​ ‌ ​ ‌ ​ ‌‍​ ​‍​ ‍‌​ ‍​​ ​‍​ ‍​​‍‌‍‌ ‌​‌ ‍‌‌ ​​‌‍‌‌​ ‌‌‍‌‌‌ ‌‍‌‍‌‌‌‍ ‍‌ ‌​​‍‌‍‌ ​​‌‍​‌‌ ‌​‌‍‍​​ ‌‌ ​ ‌‍‌‌‌‍​ ‌ ‌​‌‍‍‌‌‍ ‌‍ ‍‌ ​ ​‍‌‌​ ‌‌‌​​‍‌‌ ‌‍‍ ‌‍‌‌‌ ‍‌​‍‌‌​ ​ ‌​‌​​‍‌‌​ ​ ‌​‌​​‍‌‌​ ​‍​ ​‍‌‍​‌​ ‌ ​ ‌​​ ​​​ ​ ‌‍‌​​ ​ ​ ‌‌‌‍​‍​ ‌ ‌‍​‍‌‍​ ​‍‌‌​ ​‍​ ​‍​‍‌‌​ ‌‌‌​‌​​‍ ‍‌‍​ ‌‍ ‌‍ ‍‌ ‌​‌‍‌‌‌‍ ‍‌ ‌​​‍‌‌​ ‌‌‌​​‍‌‌ ‌‍‍ ‌‍‌‌‌ ‍‌​‍‌‌​ ​ ‌​‌​​‍‌‌​ ​ ‌​‌​​‍‌‌​ ​‍​ ​‍​ ‌ ​ ‍​​ ‌​​ ​‌​ ​​​ ​‍‌‍‌​‌‍​‌​ ‍​​ ‌‍‌‍‌‌​ ​‍​‍‌‌​ ​‍​ ​‍​‍‌‌​ ‌‌‌​‌​​‍ ‍‌‍​ ‌‍‍​‌‍‍‌‌‍ ​‌‍‌​‌ ​‍‌‍‌‌‌‍ ‍​‍‌‌​ ‌‌‌​​‍‌‌ ‌‍‍ ‌‍‌‌‌ ‍‌​‍‌‌​ ​ ‌​‌​​‍‌‌​ ​ ‌​‌​​‍‌‌​ ​‍​ ​‍‌‍​ ​ ‌​​ ‍​‌‍‌‌​ ‌‍​ ​​​ ‍‌​ ‍​​ ‌​​ ‌‍​ ‌‌​ ‌‍​‍‌‌​ ​‍​ ​‍​‍‌‌​ ‌‌‌​‌​​‍ ‍‌ ‌​‌‍‌‌‌ ‍​‌ ‌​​‍‌‍‌ ​​‌‍‌‌‌ ​‍‌ ​ ‌ ​​‌‍‌‌‌‍​ ‌ ‌​‌‍‍‌‌ ‌‍‌‍‌‌​ ‌‌ ​​‌ ‌‌‌‍​‍‌‍ ​‌‍‍‌‌ ​ ‌‍‍​‌‍‌‌‌‍‌​​‍​‍‌ ‌
Presenter​​​​‌ ‍ ​‍​‍‌‍ ‌ ​‍‌‍‍‌‌‍‌ ‌‍‍‌‌‍ ‍​‍​‍​ ‍‍​‍​‍‌ ​ ‌‍​‌‌‍ ‍‌‍‍‌‌ ‌​‌ ‍‌​‍ ‍‌‍‍‌‌‍ ​‍​‍​‍ ​​‍​‍‌‍‍​‌ ​‍‌‍‌‌‌‍‌‍​‍​‍​ ‍‍​‍​‍‌‍‍​‌ ‌​‌ ‌​‌ ​​​ ‍‍​‍ ​‍ ‌‍ ​‌‍ ‌‍​ ‌‍​‌‌‍ ​‌‍‍​‌‍ ‌ ​ ‌ ‌​​ ‍‍​ ​ ​ ​ ​ ​ ​ ​ ​‍ ‌‍‍‌‌‍ ‍‌ ‌​‌‍‌‌‌‍ ‍‌ ‌​​‍ ‌‍‌‌‌‍‌​‌‍‍‌‌ ‌​​‍ ‌‍ ‌‌‍ ‌‍‌​‌‍‌‌​ ‌‌ ​​‌ ​‍‌‍‌‌‌ ​ ‌‍‌‌‌‍ ‍‌ ‌​‌‍​‌‌ ‌​‌‍‍‌‌‍ ‌‍ ‍​ ‍ ‌‍‍‌‌‍‌​​ ‌‌‍‌‌​ ‌‌‌‍​‌‌‍​‍​ ‍​‌‍‌‌‌‍‌‌​ ‌ ​‍ ‌‌‍‌​‌‍​ ‌‍​ ​ ‌‍​‍ ‌​ ‌​​ ‍​‌‍​‌​ ‌‌​‍ ‌‌‍​‌​ ‌‍​ ​‍​ ‌​​‍ ‌‌‍‌​​ ‌‍​ ‍​‌‍‌‌​ ‌ ​ ‌ ​ ‌‍​ ​‍​ ‍‌​ ‍​​ ​‍​ ‍​​ ‍ ‌ ‌​‌ ‍‌‌ ​​‌‍‌‌​ ‌‌‍‌‌‌ ‌‍‌‍‌‌‌‍ ‍‌ ‌​​ ‍ ‌ ​​‌‍​‌‌ ‌​‌‍‍​​ ‌‌ ​ ‌‍‍‌‌‍‌​‌‍‌‌‌‍​‍‌‍​‌‌ ​‍​‍‌‌​ ‌‌‌​​‍‌‌ ‌‍‍ ‌‍‌‌‌ ‍‌​‍‌‌​ ​ ‌​‌​​‍‌‌​ ​ ‌​‌​​‍‌‌​ ​‍​ ​‍‌‍​‍​ ​ ​ ​​​ ‌​​ ‌ ​ ​​​ ​‍​ ​​​ ‌ ‌‍​‍​ ‌ ‌‍​‍​‍‌‌​ ​‍​ ​‍​‍‌‌​ ‌‌‌​‌​​‍ ‍‌‍‍​‌‍‌‌‌‍​‌‌‍‌​‌‍‍‌‌‍ ‍‌‍‌ ​ ‌‍​‍‌‍​‌‌ ​ ‌‍‌‌‌‌‌‌‌ ​‍‌‍ ​​ ‌‌‍‍​‌ ‌​‌ ‌​‌ ​​​‍‌‌​ ​ ‌​​‌​‍‌‌​ ​‍‌​‌‍​‍‌‌​ ​‍‌​‌‍‌‍ ​‌‍ ‌‍​ ‌‍​‌‌‍ ​‌‍‍​‌‍ ‌ ​ ‌ ‌​​‍‌‌​ ​ ‌​​‌​ ​ ​ ​ ​ ​ ​ ​ ​‍‌‍‌‍‍‌‌‍‌​​ ‌‌‍‌‌​ ‌‌‌‍​‌‌‍​‍​ ‍​‌‍‌‌‌‍‌‌​ ‌ ​‍ ‌‌‍‌​‌‍​ ‌‍​ ​ ‌‍​‍ ‌​ ‌​​ ‍​‌‍​‌​ ‌‌​‍ ‌‌‍​‌​ ‌‍​ ​‍​ ‌​​‍ ‌‌‍‌​​ ‌‍​ ‍​‌‍‌‌​ ‌ ​ ‌ ​ ‌‍​ ​‍​ ‍‌​ ‍​​ ​‍​ ‍​​‍‌‍‌ ‌​‌ ‍‌‌ ​​‌‍‌‌​ ‌‌‍‌‌‌ ‌‍‌‍‌‌‌‍ ‍‌ ‌​​‍‌‍‌ ​​‌‍​‌‌ ‌​‌‍‍​​ ‌‌ ​ ‌‍‍‌‌‍‌​‌‍‌‌‌‍​‍‌‍​‌‌ ​‍​‍‌‌​ ‌‌‌​​‍‌‌ ‌‍‍ ‌‍‌‌‌ ‍‌​‍‌‌​ ​ ‌​‌​​‍‌‌​ ​ ‌​‌​​‍‌‌​ ​‍​ ​‍‌‍​‍​ ​ ​ ​​​ ‌​​ ‌ ​ ​​​ ​‍​ ​​​ ‌ ‌‍​‍​ ‌ ‌‍​‍​‍‌‌​ ​‍​ ​‍​‍‌‌​ ‌‌‌​‌​​‍ ‍‌‍‍​‌‍‌‌‌‍​‌‌‍‌​‌‍‍‌‌‍ ‍‌‍‌ ​‍‌‍‌ ​​‌‍‌‌‌ ​‍‌ ​ ‌ ​​‌‍‌‌‌‍​ ‌ ‌​‌‍‍‌‌ ‌‍‌‍‌‌​ ‌‌ ​​‌ ‌‌‌‍​‍‌‍ ​‌‍‍‌‌ ​ ‌‍‍​‌‍‌‌‌‍‌​​‍​‍‌ ‌
Natalie Stevens
Natalie is an Outreach Account Manager, where she leads efforts for
New Jersey’s Clean Energy Program in South Jersey. She connects
businesses, municipalities, and communities with energy efficiency
and renewable energy solutions. Her expertise is with the New
Construction Program (NCP), Large Energy Users Program
(LEUP), and supporting Combined Heat & Power (CHP) projects
statewide. ​​​​‌ ‍ ​‍​‍‌‍ ‌ ​‍‌‍‍‌‌‍‌ ‌‍‍‌‌‍ ‍​‍​‍​ ‍‍​‍​‍‌ ​ ‌‍​‌‌‍ ‍‌‍‍‌‌ ‌​‌ ‍‌​‍ ‍‌‍‍‌‌‍ ​‍​‍​‍ ​​‍​‍‌‍‍​‌ ​‍‌‍‌‌‌‍‌‍​‍​‍​ ‍‍​‍​‍‌‍‍​‌ ‌​‌ ‌​‌ ​​​ ‍‍​‍ ​‍ ‌‍ ​‌‍ ‌‍​ ‌‍​‌‌‍ ​‌‍‍​‌‍ ‌ ​ ‌ ‌​​ ‍‍​ ​ ​ ​ ​ ​ ​ ​ ​‍ ‌‍‍‌‌‍ ‍‌ ‌​‌‍‌‌‌‍ ‍‌ ‌​​‍ ‌‍‌‌‌‍‌​‌‍‍‌‌ ‌​​‍ ‌‍ ‌‌‍ ‌‍‌​‌‍‌‌​ ‌‌ ​​‌ ​‍‌‍‌‌‌ ​ ‌‍‌‌‌‍ ‍‌ ‌​‌‍​‌‌ ‌​‌‍‍‌‌‍ ‌‍ ‍​ ‍ ‌‍‍‌‌‍‌​​ ‌‌‍‌‌​ ‌‌‌‍​‌‌‍​‍​ ‍​‌‍‌‌‌‍‌‌​ ‌ ​‍ ‌‌‍‌​‌‍​ ‌‍​ ​ ‌‍​‍ ‌​ ‌​​ ‍​‌‍​‌​ ‌‌​‍ ‌‌‍​‌​ ‌‍​ ​‍​ ‌​​‍ ‌‌‍‌​​ ‌‍​ ‍​‌‍‌‌​ ‌ ​ ‌ ​ ‌‍​ ​‍​ ‍‌​ ‍​​ ​‍​ ‍​​ ‍ ‌ ‌​‌ ‍‌‌ ​​‌‍‌‌​ ‌‌‍‌‌‌ ‌‍‌‍‌‌‌‍ ‍‌ ‌​​ ‍ ‌ ​​‌‍​‌‌ ‌​‌‍‍​​ ‌‌ ​ ‌‍‍‌‌‍‌​‌‍‌‌‌‍​‍‌‍​‌‌ ​‍​‍‌‌​ ‌‌‌​​‍‌‌ ‌‍‍ ‌‍‌‌‌ ‍‌​‍‌‌​ ​ ‌​‌​​‍‌‌​ ​ ‌​‌​​‍‌‌​ ​‍​ ​‍‌‍​‍​ ​ ​ ​​​ ‌​​ ‌ ​ ​​​ ​‍​ ​​​ ‌ ‌‍​‍​ ‌ ‌‍​‍​‍‌‌​ ​‍​ ​‍​‍‌‌​ ‌‌‌​‌​​‍ ‍‌‍​ ‌‍ ‌‍ ‍‌ ‌​‌‍‌‌‌‍ ‍‌ ‌​​‍‌‌​ ‌‌‌​​‍‌‌ ‌‍‍ ‌‍‌‌‌ ‍‌​‍‌‌​ ​ ‌​‌​​‍‌‌​ ​ ‌​‌​​‍‌‌​ ​‍​ ​‍​ ‍​​ ‌​​ ‍​‌‍​‍‌‍​‍​ ​ ‌‍‌​‌‍​‌​ ​‍​ ‌‌​ ‍​​ ​‌​‍‌‌​ ​‍​ ​‍​‍‌‌​ ‌‌‌​‌​​‍ ‍‌‍​ ‌‍‍​‌‍‍‌‌‍ ​‌‍‌​‌ ​‍‌‍‌‌‌‍ ‍​‍‌‌​ ‌‌‌​​‍‌‌ ‌‍‍ ‌‍‌‌‌ ‍‌​‍‌‌​ ​ ‌​‌​​‍‌‌​ ​ ‌​‌​​‍‌‌​ ​‍​ ​‍​ ​‍​ ‍​‌‍​ ‌‍‌‌‌‍​ ​ ‌ ​ ‌‌‌‍​‍‌‍​‌‌‍‌‍​ ‌​​ ‌​​‍‌‌​ ​‍​ ​‍​‍‌‌​ ‌‌‌​‌​​‍ ‍‌ ‌​‌‍‌‌‌ ‍​‌ ‌​​ ‌‍​‍‌‍​‌‌ ​ ‌‍‌‌‌‌‌‌‌ ​‍‌‍ ​​ ‌‌‍‍​‌ ‌​‌ ‌​‌ ​​​‍‌‌​ ​ ‌​​‌​‍‌‌​ ​‍‌​‌‍​‍‌‌​ ​‍‌​‌‍‌‍ ​‌‍ ‌‍​ ‌‍​‌‌‍ ​‌‍‍​‌‍ ‌ ​ ‌ ‌​​‍‌‌​ ​ ‌​​‌​ ​ ​ ​ ​ ​ ​ ​ ​‍‌‍‌‍‍‌‌‍‌​​ ‌‌‍‌‌​ ‌‌‌‍​‌‌‍​‍​ ‍​‌‍‌‌‌‍‌‌​ ‌ ​‍ ‌‌‍‌​‌‍​ ‌‍​ ​ ‌‍​‍ ‌​ ‌​​ ‍​‌‍​‌​ ‌‌​‍ ‌‌‍​‌​ ‌‍​ ​‍​ ‌​​‍ ‌‌‍‌​​ ‌‍​ ‍​‌‍‌‌​ ‌ ​ ‌ ​ ‌‍​ ​‍​ ‍‌​ ‍​​ ​‍​ ‍​​‍‌‍‌ ‌​‌ ‍‌‌ ​​‌‍‌‌​ ‌‌‍‌‌‌ ‌‍‌‍‌‌‌‍ ‍‌ ‌​​‍‌‍‌ ​​‌‍​‌‌ ‌​‌‍‍​​ ‌‌ ​ ‌‍‍‌‌‍‌​‌‍‌‌‌‍​‍‌‍​‌‌ ​‍​‍‌‌​ ‌‌‌​​‍‌‌ ‌‍‍ ‌‍‌‌‌ ‍‌​‍‌‌​ ​ ‌​‌​​‍‌‌​ ​ ‌​‌​​‍‌‌​ ​‍​ ​‍‌‍​‍​ ​ ​ ​​​ ‌​​ ‌ ​ ​​​ ​‍​ ​​​ ‌ ‌‍​‍​ ‌ ‌‍​‍​‍‌‌​ ​‍​ ​‍​‍‌‌​ ‌‌‌​‌​​‍ ‍‌‍​ ‌‍ ‌‍ ‍‌ ‌​‌‍‌‌‌‍ ‍‌ ‌​​‍‌‌​ ‌‌‌​​‍‌‌ ‌‍‍ ‌‍‌‌‌ ‍‌​‍‌‌​ ​ ‌​‌​​‍‌‌​ ​ ‌​‌​​‍‌‌​ ​‍​ ​‍​ ‍​​ ‌​​ ‍​‌‍​‍‌‍​‍​ ​ ‌‍‌​‌‍​‌​ ​‍​ ‌‌​ ‍​​ ​‌​‍‌‌​ ​‍​ ​‍​‍‌‌​ ‌‌‌​‌​​‍ ‍‌‍​ ‌‍‍​‌‍‍‌‌‍ ​‌‍‌​‌ ​‍‌‍‌‌‌‍ ‍​‍‌‌​ ‌‌‌​​‍‌‌ ‌‍‍ ‌‍‌‌‌ ‍‌​‍‌‌​ ​ ‌​‌​​‍‌‌​ ​ ‌​‌​​‍‌‌​ ​‍​ ​‍​ ​‍​ ‍​‌‍​ ‌‍‌‌‌‍​ ​ ‌ ​ ‌‌‌‍​‍‌‍​‌‌‍‌‍​ ‌​​ ‌​​‍‌‌​ ​‍​ ​‍​‍‌‌​ ‌‌‌​‌​​‍ ‍‌ ‌​‌‍‌‌‌ ‍​‌ ‌​​‍‌‍‌ ​​‌‍‌‌‌ ​‍‌ ​ ‌ ​​‌‍‌‌‌‍​ ‌ ‌​‌‍‍‌‌ ‌‍‌‍‌‌​ ‌‌ ​​‌ ‌‌‌‍​‍‌‍ ​‌‍‍‌‌ ​ ‌‍‍​‌‍‌‌‌‍‌​​‍​‍‌ ‌
Natalie also serves as liaison with state universities, the American
Institute for Architects, and the Campus Consortium for
Decarbonization. ​​​​‌ ‍ ​‍​‍‌‍ ‌ ​‍‌‍‍‌‌‍‌ ‌‍‍‌‌‍ ‍​‍​‍​ ‍‍​‍​‍‌ ​ ‌‍​‌‌‍ ‍‌‍‍‌‌ ‌​‌ ‍‌​‍ ‍‌‍‍‌‌‍ ​‍​‍​‍ ​​‍​‍‌‍‍​‌ ​‍‌‍‌‌‌‍‌‍​‍​‍​ ‍‍​‍​‍‌‍‍​‌ ‌​‌ ‌​‌ ​​​ ‍‍​‍ ​‍ ‌‍ ​‌‍ ‌‍​ ‌‍​‌‌‍ ​‌‍‍​‌‍ ‌ ​ ‌ ‌​​ ‍‍​ ​ ​ ​ ​ ​ ​ ​ ​‍ ‌‍‍‌‌‍ ‍‌ ‌​‌‍‌‌‌‍ ‍‌ ‌​​‍ ‌‍‌‌‌‍‌​‌‍‍‌‌ ‌​​‍ ‌‍ ‌‌‍ ‌‍‌​‌‍‌‌​ ‌‌ ​​‌ ​‍‌‍‌‌‌ ​ ‌‍‌‌‌‍ ‍‌ ‌​‌‍​‌‌ ‌​‌‍‍‌‌‍ ‌‍ ‍​ ‍ ‌‍‍‌‌‍‌​​ ‌‌‍‌‌​ ‌‌‌‍​‌‌‍​‍​ ‍​‌‍‌‌‌‍‌‌​ ‌ ​‍ ‌‌‍‌​‌‍​ ‌‍​ ​ ‌‍​‍ ‌​ ‌​​ ‍​‌‍​‌​ ‌‌​‍ ‌‌‍​‌​ ‌‍​ ​‍​ ‌​​‍ ‌‌‍‌​​ ‌‍​ ‍​‌‍‌‌​ ‌ ​ ‌ ​ ‌‍​ ​‍​ ‍‌​ ‍​​ ​‍​ ‍​​ ‍ ‌ ‌​‌ ‍‌‌ ​​‌‍‌‌​ ‌‌‍‌‌‌ ‌‍‌‍‌‌‌‍ ‍‌ ‌​​ ‍ ‌ ​​‌‍​‌‌ ‌​‌‍‍​​ ‌‌ ​ ‌‍‍‌‌‍‌​‌‍‌‌‌‍​‍‌‍​‌‌ ​‍​‍‌‌​ ‌‌‌​​‍‌‌ ‌‍‍ ‌‍‌‌‌ ‍‌​‍‌‌​ ​ ‌​‌​​‍‌‌​ ​ ‌​‌​​‍‌‌​ ​‍​ ​‍‌‍​‍​ ​ ​ ​​​ ‌​​ ‌ ​ ​​​ ​‍​ ​​​ ‌ ‌‍​‍​ ‌ ‌‍​‍​‍‌‌​ ​‍​ ​‍​‍‌‌​ ‌‌‌​‌​​‍ ‍‌‍​ ‌‍ ‌‍ ‍‌ ‌​‌‍‌‌‌‍ ‍‌ ‌​​‍‌‌​ ‌‌‌​​‍‌‌ ‌‍‍ ‌‍‌‌‌ ‍‌​‍‌‌​ ​ ‌​‌​​‍‌‌​ ​ ‌​‌​​‍‌‌​ ​‍​ ​‍​ ‌‌​ ​ ​ ‍‌​ ‌ ‌‍‌‍​ ​​​ ​ ​ ‌​​ ​‌‌‍‌‌​ ‍‌​ ​ ​‍‌‌​ ​‍​ ​‍​‍‌‌​ ‌‌‌​‌​​‍ ‍‌‍​ ‌‍‍​‌‍‍‌‌‍ ​‌‍‌​‌ ​‍‌‍‌‌‌‍ ‍​‍‌‌​ ‌‌‌​​‍‌‌ ‌‍‍ ‌‍‌‌‌ ‍‌​‍‌‌​ ​ ‌​‌​​‍‌‌​ ​ ‌​‌​​‍‌‌​ ​‍​ ​‍​ ​‍​ ‍​‌‍​ ‌‍‌‌‌‍​ ​ ‌ ​ ‌‌‌‍​‍‌‍​‌‌‍‌‍​ ‌​​ ‌​​‍‌‌​ ​‍​ ​‍​‍‌‌​ ‌‌‌​‌​​‍ ‍‌ ‌​‌‍‌‌‌ ‍​‌ ‌​​ ‌‍​‍‌‍​‌‌ ​ ‌‍‌‌‌‌‌‌‌ ​‍‌‍ ​​ ‌‌‍‍​‌ ‌​‌ ‌​‌ ​​​‍‌‌​ ​ ‌​​‌​‍‌‌​ ​‍‌​‌‍​‍‌‌​ ​‍‌​‌‍‌‍ ​‌‍ ‌‍​ ‌‍​‌‌‍ ​‌‍‍​‌‍ ‌ ​ ‌ ‌​​‍‌‌​ ​ ‌​​‌​ ​ ​ ​ ​ ​ ​ ​ ​‍‌‍‌‍‍‌‌‍‌​​ ‌‌‍‌‌​ ‌‌‌‍​‌‌‍​‍​ ‍​‌‍‌‌‌‍‌‌​ ‌ ​‍ ‌‌‍‌​‌‍​ ‌‍​ ​ ‌‍​‍ ‌​ ‌​​ ‍​‌‍​‌​ ‌‌​‍ ‌‌‍​‌​ ‌‍​ ​‍​ ‌​​‍ ‌‌‍‌​​ ‌‍​ ‍​‌‍‌‌​ ‌ ​ ‌ ​ ‌‍​ ​‍​ ‍‌​ ‍​​ ​‍​ ‍​​‍‌‍‌ ‌​‌ ‍‌‌ ​​‌‍‌‌​ ‌‌‍‌‌‌ ‌‍‌‍‌‌‌‍ ‍‌ ‌​​‍‌‍‌ ​​‌‍​‌‌ ‌​‌‍‍​​ ‌‌ ​ ‌‍‍‌‌‍‌​‌‍‌‌‌‍​‍‌‍​‌‌ ​‍​‍‌‌​ ‌‌‌​​‍‌‌ ‌‍‍ ‌‍‌‌‌ ‍‌​‍‌‌​ ​ ‌​‌​​‍‌‌​ ​ ‌​‌​​‍‌‌​ ​‍​ ​‍‌‍​‍​ ​ ​ ​​​ ‌​​ ‌ ​ ​​​ ​‍​ ​​​ ‌ ‌‍​‍​ ‌ ‌‍​‍​‍‌‌​ ​‍​ ​‍​‍‌‌​ ‌‌‌​‌​​‍ ‍‌‍​ ‌‍ ‌‍ ‍‌ ‌​‌‍‌‌‌‍ ‍‌ ‌​​‍‌‌​ ‌‌‌​​‍‌‌ ‌‍‍ ‌‍‌‌‌ ‍‌​‍‌‌​ ​ ‌​‌​​‍‌‌​ ​ ‌​‌​​‍‌‌​ ​‍​ ​‍​ ‌‌​ ​ ​ ‍‌​ ‌ ‌‍‌‍​ ​​​ ​ ​ ‌​​ ​‌‌‍‌‌​ ‍‌​ ​ ​‍‌‌​ ​‍​ ​‍​‍‌‌​ ‌‌‌​‌​​‍ ‍‌‍​ ‌‍‍​‌‍‍‌‌‍ ​‌‍‌​‌ ​‍‌‍‌‌‌‍ ‍​‍‌‌​ ‌‌‌​​‍‌‌ ‌‍‍ ‌‍‌‌‌ ‍‌​‍‌‌​ ​ ‌​‌​​‍‌‌​ ​ ‌​‌​​‍‌‌​ ​‍​ ​‍​ ​‍​ ‍​‌‍​ ‌‍‌‌‌‍​ ​ ‌ ​ ‌‌‌‍​‍‌‍​‌‌‍‌‍​ ‌​​ ‌​​‍‌‌​ ​‍​ ​‍​‍‌‌​ ‌‌‌​‌​​‍ ‍‌ ‌​‌‍‌‌‌ ‍​‌ ‌​​‍‌‍‌ ​​‌‍‌‌‌ ​‍‌ ​ ‌ ​​‌‍‌‌‌‍​ ‌ ‌​‌‍‍‌‌ ‌‍‌‍‌‌​ ‌‌ ​​‌ ‌‌‌‍​‍‌‍ ​‌‍‍‌‌ ​ ‌‍‍​‌‍‌‌‌‍‌​​‍​‍‌ ‌
She holds a BA in Psychology from the University of Notre Dame.​​​​‌ ‍ ​‍​‍‌‍ ‌ ​‍‌‍‍‌‌‍‌ ‌‍‍‌‌‍ ‍​‍​‍​ ‍‍​‍​‍‌ ​ ‌‍​‌‌‍ ‍‌‍‍‌‌ ‌​‌ ‍‌​‍ ‍‌‍‍‌‌‍ ​‍​‍​‍ ​​‍​‍‌‍‍​‌ ​‍‌‍‌‌‌‍‌‍​‍​‍​ ‍‍​‍​‍‌‍‍​‌ ‌​‌ ‌​‌ ​​​ ‍‍​‍ ​‍ ‌‍ ​‌‍ ‌‍​ ‌‍​‌‌‍ ​‌‍‍​‌‍ ‌ ​ ‌ ‌​​ ‍‍​ ​ ​ ​ ​ ​ ​ ​ ​‍ ‌‍‍‌‌‍ ‍‌ ‌​‌‍‌‌‌‍ ‍‌ ‌​​‍ ‌‍‌‌‌‍‌​‌‍‍‌‌ ‌​​‍ ‌‍ ‌‌‍ ‌‍‌​‌‍‌‌​ ‌‌ ​​‌ ​‍‌‍‌‌‌ ​ ‌‍‌‌‌‍ ‍‌ ‌​‌‍​‌‌ ‌​‌‍‍‌‌‍ ‌‍ ‍​ ‍ ‌‍‍‌‌‍‌​​ ‌‌‍‌‌​ ‌‌‌‍​‌‌‍​‍​ ‍​‌‍‌‌‌‍‌‌​ ‌ ​‍ ‌‌‍‌​‌‍​ ‌‍​ ​ ‌‍​‍ ‌​ ‌​​ ‍​‌‍​‌​ ‌‌​‍ ‌‌‍​‌​ ‌‍​ ​‍​ ‌​​‍ ‌‌‍‌​​ ‌‍​ ‍​‌‍‌‌​ ‌ ​ ‌ ​ ‌‍​ ​‍​ ‍‌​ ‍​​ ​‍​ ‍​​ ‍ ‌ ‌​‌ ‍‌‌ ​​‌‍‌‌​ ‌‌‍‌‌‌ ‌‍‌‍‌‌‌‍ ‍‌ ‌​​ ‍ ‌ ​​‌‍​‌‌ ‌​‌‍‍​​ ‌‌ ​ ‌‍‍‌‌‍‌​‌‍‌‌‌‍​‍‌‍​‌‌ ​‍​‍‌‌​ ‌‌‌​​‍‌‌ ‌‍‍ ‌‍‌‌‌ ‍‌​‍‌‌​ ​ ‌​‌​​‍‌‌​ ​ ‌​‌​​‍‌‌​ ​‍​ ​‍‌‍​‍​ ​ ​ ​​​ ‌​​ ‌ ​ ​​​ ​‍​ ​​​ ‌ ‌‍​‍​ ‌ ‌‍​‍​‍‌‌​ ​‍​ ​‍​‍‌‌​ ‌‌‌​‌​​‍ ‍‌‍​ ‌‍ ‌‍ ‍‌ ‌​‌‍‌‌‌‍ ‍‌ ‌​​‍‌‌​ ‌‌‌​​‍‌‌ ‌‍‍ ‌‍‌‌‌ ‍‌​‍‌‌​ ​ ‌​‌​​‍‌‌​ ​ ‌​‌​​‍‌‌​ ​‍​ ​‍‌‍​ ‌‍‌‌​ ‌‌​ ‌​​ ‌‍​ ​‌‌‍​‌​ ​‍‌‍​‍​ ‍‌​ ​ ​ ​ ​‍‌‌​ ​‍​ ​‍​‍‌‌​ ‌‌‌​‌​​‍ ‍‌‍​ ‌‍‍​‌‍‍‌‌‍ ​‌‍‌​‌ ​‍‌‍‌‌‌‍ ‍​‍‌‌​ ‌‌‌​​‍‌‌ ‌‍‍ ‌‍‌‌‌ ‍‌​‍‌‌​ ​ ‌​‌​​‍‌‌​ ​ ‌​‌​​‍‌‌​ ​‍​ ​‍​ ​‍​ ‍​‌‍​ ‌‍‌‌‌‍​ ​ ‌ ​ ‌‌‌‍​‍‌‍​‌‌‍‌‍​ ‌​​ ‌​​‍‌‌​ ​‍​ ​‍​‍‌‌​ ‌‌‌​‌​​‍ ‍‌ ‌​‌‍‌‌‌ ‍​‌ ‌​​ ‌‍​‍‌‍​‌‌ ​ ‌‍‌‌‌‌‌‌‌ ​‍‌‍ ​​ ‌‌‍‍​‌ ‌​‌ ‌​‌ ​​​‍‌‌​ ​ ‌​​‌​‍‌‌​ ​‍‌​‌‍​‍‌‌​ ​‍‌​‌‍‌‍ ​‌‍ ‌‍​ ‌‍​‌‌‍ ​‌‍‍​‌‍ ‌ ​ ‌ ‌​​‍‌‌​ ​ ‌​​‌​ ​ ​ ​ ​ ​ ​ ​ ​‍‌‍‌‍‍‌‌‍‌​​ ‌‌‍‌‌​ ‌‌‌‍​‌‌‍​‍​ ‍​‌‍‌‌‌‍‌‌​ ‌ ​‍ ‌‌‍‌​‌‍​ ‌‍​ ​ ‌‍​‍ ‌​ ‌​​ ‍​‌‍​‌​ ‌‌​‍ ‌‌‍​‌​ ‌‍​ ​‍​ ‌​​‍ ‌‌‍‌​​ ‌‍​ ‍​‌‍‌‌​ ‌ ​ ‌ ​ ‌‍​ ​‍​ ‍‌​ ‍​​ ​‍​ ‍​​‍‌‍‌ ‌​‌ ‍‌‌ ​​‌‍‌‌​ ‌‌‍‌‌‌ ‌‍‌‍‌‌‌‍ ‍‌ ‌​​‍‌‍‌ ​​‌‍​‌‌ ‌​‌‍‍​​ ‌‌ ​ ‌‍‍‌‌‍‌​‌‍‌‌‌‍​‍‌‍​‌‌ ​‍​‍‌‌​ ‌‌‌​​‍‌‌ ‌‍‍ ‌‍‌‌‌ ‍‌​‍‌‌​ ​ ‌​‌​​‍‌‌​ ​ ‌​‌​​‍‌‌​ ​‍​ ​‍‌‍​‍​ ​ ​ ​​​ ‌​​ ‌ ​ ​​​ ​‍​ ​​​ ‌ ‌‍​‍​ ‌ ‌‍​‍​‍‌‌​ ​‍​ ​‍​‍‌‌​ ‌‌‌​‌​​‍ ‍‌‍​ ‌‍ ‌‍ ‍‌ ‌​‌‍‌‌‌‍ ‍‌ ‌​​‍‌‌​ ‌‌‌​​‍‌‌ ‌‍‍ ‌‍‌‌‌ ‍‌​‍‌‌​ ​ ‌​‌​​‍‌‌​ ​ ‌​‌​​‍‌‌​ ​‍​ ​‍‌‍​ ‌‍‌‌​ ‌‌​ ‌​​ ‌‍​ ​‌‌‍​‌​ ​‍‌‍​‍​ ‍‌​ ​ ​ ​ ​‍‌‌​ ​‍​ ​‍​‍‌‌​ ‌‌‌​‌​​‍ ‍‌‍​ ‌‍‍​‌‍‍‌‌‍ ​‌‍‌​‌ ​‍‌‍‌‌‌‍ ‍​‍‌‌​ ‌‌‌​​‍‌‌ ‌‍‍ ‌‍‌‌‌ ‍‌​‍‌‌​ ​ ‌​‌​​‍‌‌​ ​ ‌​‌​​‍‌‌​ ​‍​ ​‍​ ​‍​ ‍​‌‍​ ‌‍‌‌‌‍​ ​ ‌ ​ ‌‌‌‍​‍‌‍​‌‌‍‌‍​ ‌​​ ‌​​‍‌‌​ ​‍​ ​‍​‍‌‌​ ‌‌‌​‌​​‍ ‍‌ ‌​‌‍‌‌‌ ‍​‌ ‌​​‍‌‍‌ ​​‌‍‌‌‌ ​‍‌ ​ ‌ ​​‌‍‌‌‌‍​ ‌ ‌​‌‍‍‌‌ ‌‍‌‍‌‌​ ‌‌ ​​‌ ‌‌‌‍​‍‌‍ ​‌‍‍‌‌ ​ ‌‍‍​‌‍‌‌‌‍‌​​‍​‍‌ ‌
Related technology